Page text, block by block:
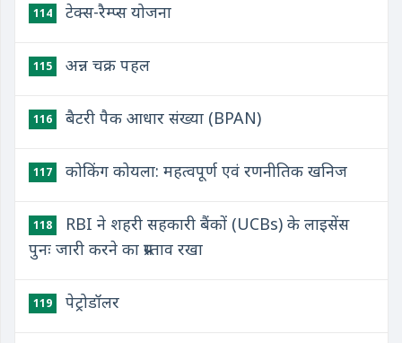
114 टेक्स-रैम्प्स योजना
115 अन्न चक्र पहल
116 बैटरी पैक आधार संख्या (BPAN)
117 कोकिंग कोयला: महत्वपूर्ण एवं रणनीतिक खनिज
118
RBI ने शहरी सहकारी बैंकों (UCBs) के लाइसेंस
पुनः जारी करने का प्रस्ताव रखा
119 पेट्रोडॉलर